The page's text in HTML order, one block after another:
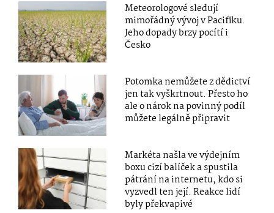
Meteorologové sledují
mimořádný vývoj v Pacifiku.
Jeho dopady brzy pocítí i
Česko
Potomka nemůžete z dědictví
jen tak vyškrtnout. Přesto ho
ale o nárok na povinný podíl
můžete legálně připravit
Markéta našla ve výdejním
boxu cizí balíček a spustila
pátrání na internetu, kdo si
vyzvedl ten její. Reakce lidí
byly překvapivé